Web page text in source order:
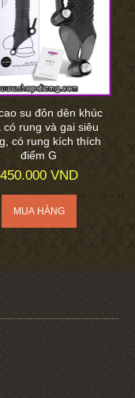
su đôn dên khúc
có rung và gai siêu
có rung kích thích
điểm G
450.000 VND